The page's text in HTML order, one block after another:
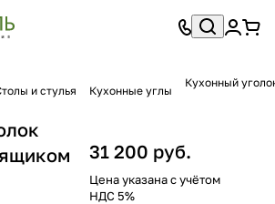
и стулья Кухонные углы
Кухонный
31 200 руб.
Цена указана с учётом
НДС 5%